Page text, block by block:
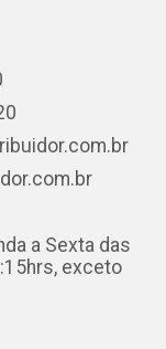
a Sexta das
exceto